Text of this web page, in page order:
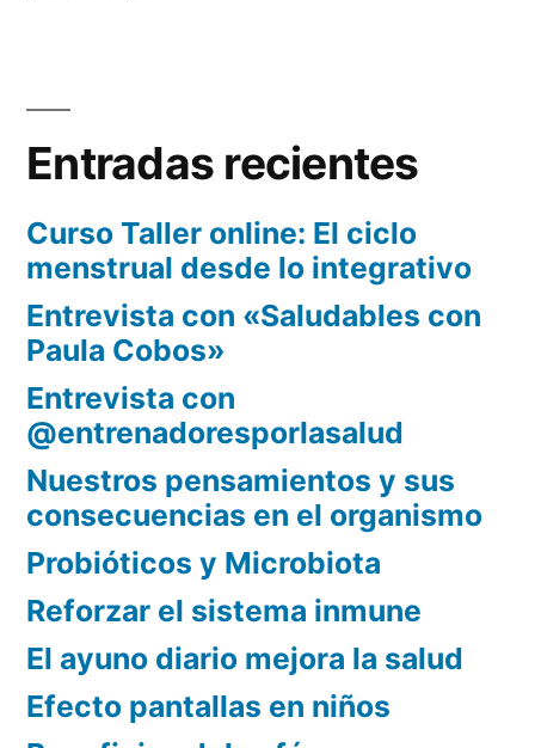
Entradas recientes
Curso Taller online: El ciclo
menstrual desde lo integrativo
Entrevista con «Saludables con
Paula Cobos»
Entrevista con
@entrenadoresporlasalud
Nuestros pensamientos y sus
consecuencias en el organismo
Probióticos y Microbiota
Reforzar el sistema inmune
El ayuno diario mejora la salud
Efecto pantallas en niños